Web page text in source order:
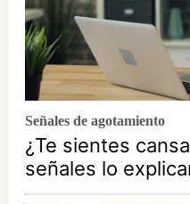
Señales de agotamiento
¿Te sientes
señales lo